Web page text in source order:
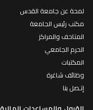
لمحة عن جامعة القدس
مكتب رئيس الجامعة
المتاحف والمراكز
الحرم الجامعي
المكتبات
وظائف شاغرة
إتـصل بنا